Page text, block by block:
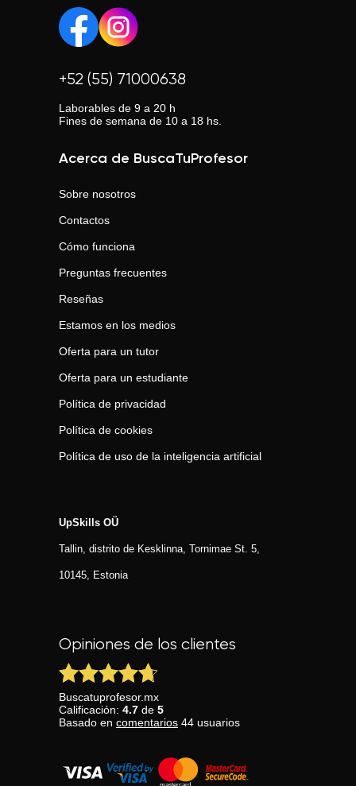
+52 (55) 71000638
Laborables de 9 a 20 h
Fines de semana de 10 a 18 hs.
Acerca de BuscaTuProfesor
Sobre nosotros
Contactos
Cómo funciona
Preguntas frecuentes
Reseñas
Estamos en los medios
Oferta para un tutor
Oferta para un estudiante
Política de privacidad
Política de cookies
Política de uso de la inteligencia artificial
UpSkills OÜ
Tallin, distrito de Kesklinna, Tornimаe St. 5,
10145, Estonia
Opiniones de los clientes
Buscatuprofesor.mx
Calificación: 4.7 de 5
Basado en comentarios 44 usuarios